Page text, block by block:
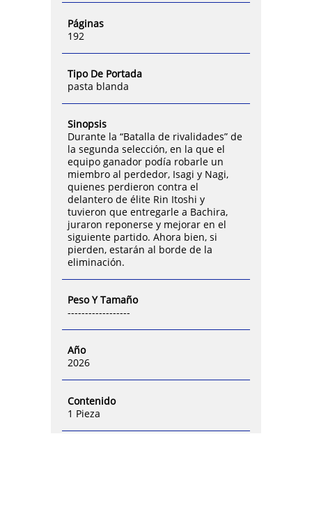
Páginas
192
Tipo De Portada
pasta blanda
Sinopsis
Durante la “Batalla de rivalidades” de
la segunda selección, en la que el
equipo ganador podía robarle un
miembro al perdedor, Isagi y Nagi,
quienes perdieron contra el
delantero de élite Rin Itoshi y
tuvieron que entregarle a Bachira,
juraron reponerse y mejorar en el
siguiente partido. Ahora bien, si
pierden, estarán al borde de la
eliminación.
Peso Y Tamaño
------------------
Año
2026
Contenido
1 Pieza